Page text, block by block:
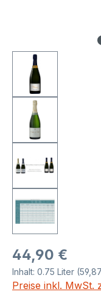
Regulärer Preis:
44,90 €
Inhalt: 0.75 Liter
Preise inkl. MwSt.